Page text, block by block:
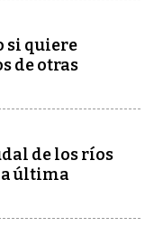
si quiere
de otras
de los ríos
última